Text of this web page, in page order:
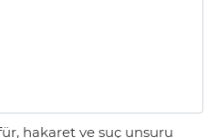
hakaret ve suç unsuru